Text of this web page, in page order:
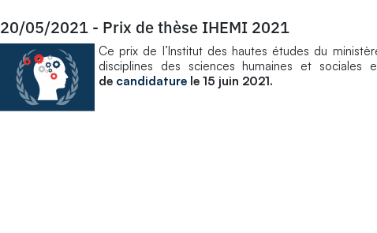
20/05/2021 - Prix de thèse IHEMI 2021
Ce prix de l’Institut des hautes études du
disciplines des sciences humaines et
de candidature le 15 juin 2021.